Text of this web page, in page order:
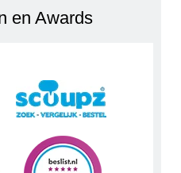
en Awards